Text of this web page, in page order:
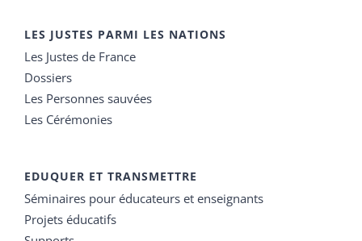
LES JUSTES PARMI LES NATIONS
Les Justes de France
Dossiers
Les Personnes sauvées
Les Cérémonies
EDUQUER ET TRANSMETTRE
Séminaires pour éducateurs et enseignants
Projets éducatifs